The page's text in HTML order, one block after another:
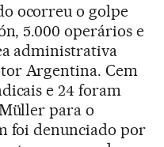
ocorreu o golpe
5.000 operários e
administrativa
Argentina. Cem
e 24 foram
para o
foi denunciado por